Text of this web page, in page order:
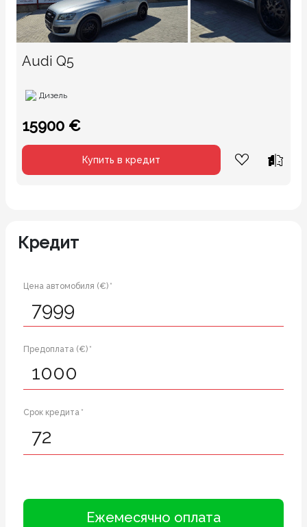
Audi Q5
Дизель
15900 €
Купить в кредит
Кредит
Цена автомобиля (€) *
Предоплата (€) *
Срок кредита *
Ежемесячно оплата